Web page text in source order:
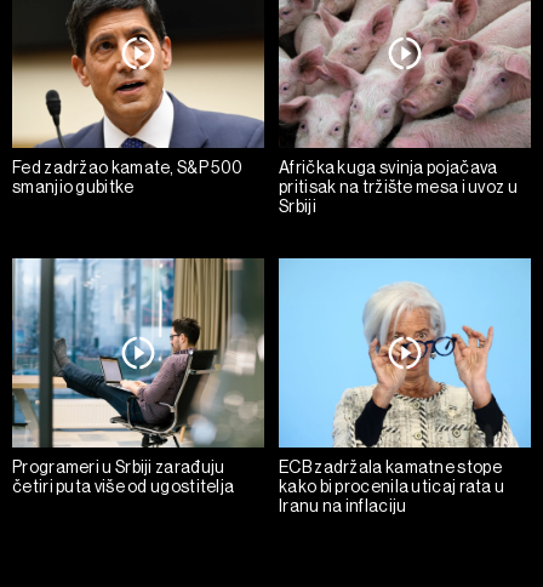
Fed zadržao kamate, S&P 500
smanjio gubitke
Afrička kuga svinja pojačava
pritisak na tržište mesa i uvoz u
Srbiji
Programeri u Srbiji zarađuju
četiri puta više od ugostitelja
ECB zadržala kamatne stope
kako bi procenila uticaj rata u
Iranu na inflaciju